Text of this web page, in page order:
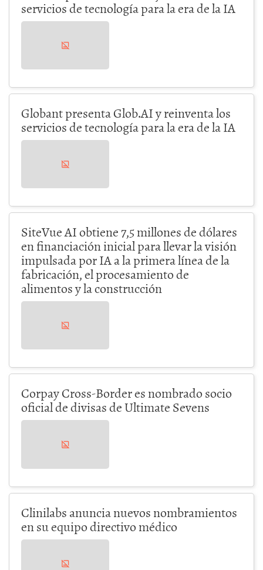
servicios de tecnología para la era de la IA
Globant presenta Glob.AI y reinventa los
servicios de tecnología para la era de la IA
SiteVue AI obtiene 7,5 millones de dólares
en financiación inicial para llevar la visión
impulsada por IA a la primera línea de la
fabricación, el procesamiento de
alimentos y la construcción
Corpay Cross-Border es nombrado socio
oficial de divisas de Ultimate Sevens
Clinilabs anuncia nuevos nombramientos
en su equipo directivo médico